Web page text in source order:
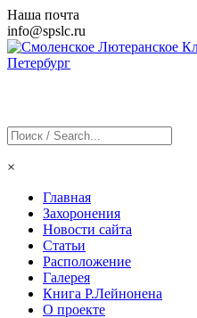
Наша почта
info@spslc.ru
×
Главная
Захоронения
Новости сайта
Статьи
Расположение
Галерея
Книга Р.Лейнонена
О проекте